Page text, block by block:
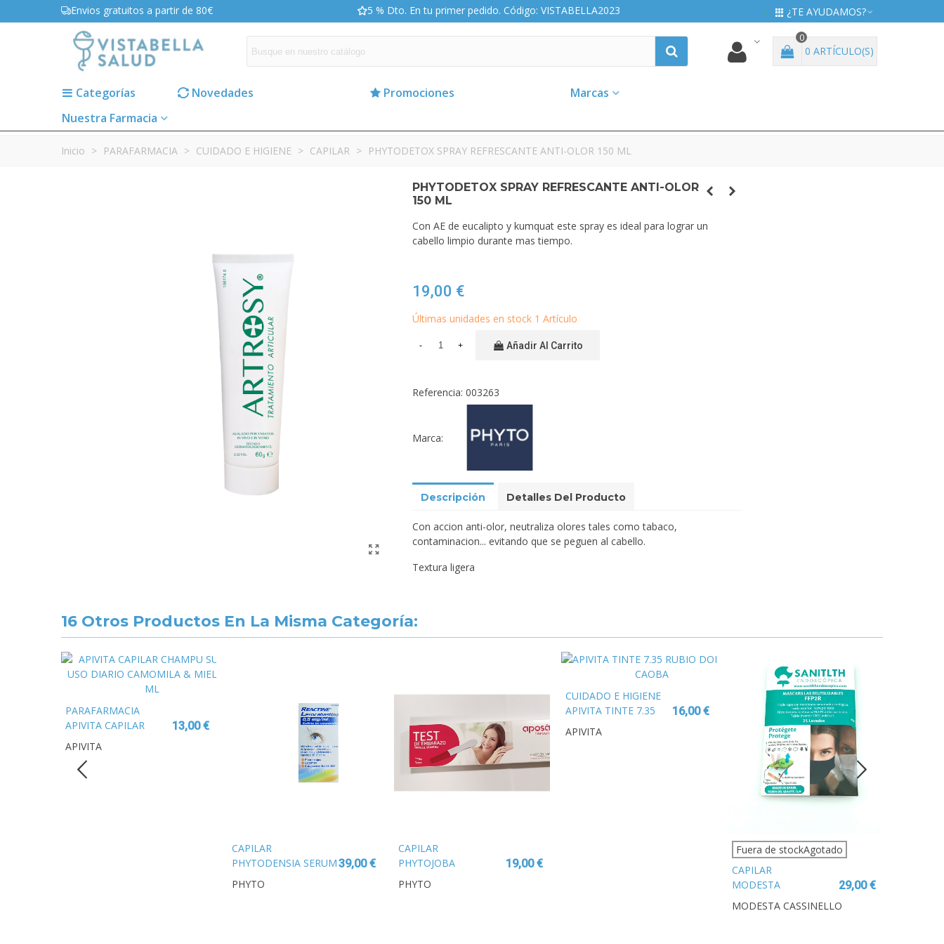
Envios gratuitos a partir de 80€ 5 % Dto. En tu primer pedido. Código: VISTABELLA2023 ¿TE AYUDAMOS?
0
0 ARTÍCULO(S)
Categorías Novedades Promociones
Marcas
Nuestra Farmacia
Inicio > PARAFARMACIA > CUIDADO E HIGIENE > CAPILAR > PHYTODETOX SPRAY REFRESCANTE ANTI-OLOR 150 ML
PHYTODETOX SPRAY REFRESCANTE ANTI-OLOR
150 ML
Con AE de eucalipto y kumquat este spray es ideal para lograr un
cabello limpio durante mas tiempo.
19,00 €
Últimas unidades en stock 1 Artículo
- + Añadir Al Carrito
Referencia: 003263
Marca:
Descripción Detalles Del Producto
Con accion anti-olor, neutraliza olores tales como tabaco,
contaminacion... evitando que se peguen al cabello.
Textura ligera
16 Otros Productos En La Misma Categoría:
PARAFARMACIA
APIVITA CAPILAR
CHAMPU SUAVE USO
DIARIO CAMOMILA &
MIEL 250 ML
13,00 €
APIVITA
CAPILAR
PHYTODENSIA SERUM
RELLENADOR 30ML
39,00 €
PHYTO
CAPILAR
PHYTOJOBA
MASCARILLA
HIDRANTE 150 ML
19,00 €
PHYTO
CUIDADO E HIGIENE
APIVITA TINTE 7.35
RUBIO DORADO
CAOBA
16,00 €
APIVITA
Fuera de stockAgotado
CAPILAR
MODESTA
CASSINELLO H10
SUBLIME OIL 30ML
29,00 €
MODESTA CASSINELLO